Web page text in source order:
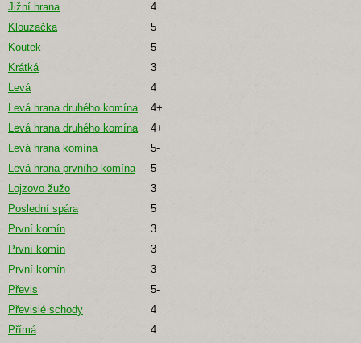
Jižní hrana
4
Klouzačka
5
Koutek
5
Krátká
3
Levá
4
Levá hrana druhého komína
4+
Levá hrana druhého komína
4+
Levá hrana komína
5-
Levá hrana prvního komína
5-
Lojzovo žužo
3
Poslední spára
5
První komín
3
První komín
3
První komín
3
Převis
5-
Převislé schody
4
Přímá
4